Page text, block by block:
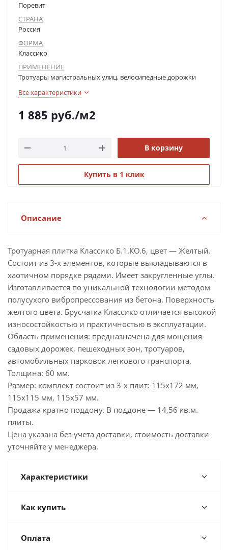
Поревит
СТРАНА
Россия
ФОРМА
Классико
ПРИМЕНЕНИЕ
Тротуары магистральных улиц, велосипедные дорожки
Все характеристики
1 885 руб./м2
В корзину
Купить в 1 клик
Описание
Тротуарная плитка Классико Б.1.КО.6, цвет — Желтый.
Состоит из 3-х элементов, которые выкладываются в
хаотичном порядке рядами. Имеет закругленные углы.
Изготавливается по уникальной технологии методом
полусухого вибропрессования из бетона. Поверхность
желтого цвета. Брусчатка Классико отличается высокой
износостойкостью и практичностью в эксплуатации.
Область применения: предназначена для мощения
садовых дорожек, пешеходных зон, тротуаров,
автомобильных парковок легкового транспорта.
Толщина: 60 мм.
Размер: комплект состоит из 3-х плит: 115х172 мм,
115х115 мм, 115х57 мм.
Продажа кратно поддону. В поддоне — 14,56 кв.м.
плиты.
Цена указана без учета доставки, стоимость доставки
уточняйте у менеджера.
Характеристики
Как купить
Оплата